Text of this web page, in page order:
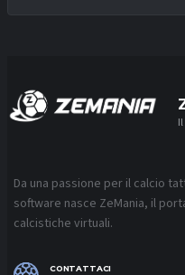
Da una passione per il calcio
software nasce ZeMania, il
calcistiche virtuali.
CONTATTACI